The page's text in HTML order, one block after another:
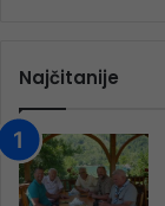
Najčitanije